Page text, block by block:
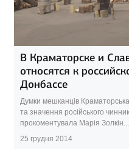
В Краматорске и
относятся к
Донбассе
Думки мешканців
та значення російського
прокоментувала Марія Золкін...
25 грудня 2014